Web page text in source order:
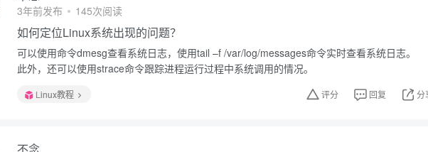
3年前发布 145次阅读
如何定位Linux系统出现的问题？
可以使用命令dmesg查看系统日志，使用tail –f /var/log/messages命令实时查看系统日志。
此外，还可以使用strace命令跟踪进程运行过程中系统调用的情况。
Linux教程 评分 回复 分
不念